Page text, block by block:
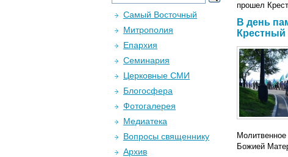
прошел
В день
Крестный
Божией
Самый Восточный
Митрополия
Епархия
Семинария
Церковные СМИ
Блогосфера
Фотогалерея
Медиатека
Вопросы священнику
Архив